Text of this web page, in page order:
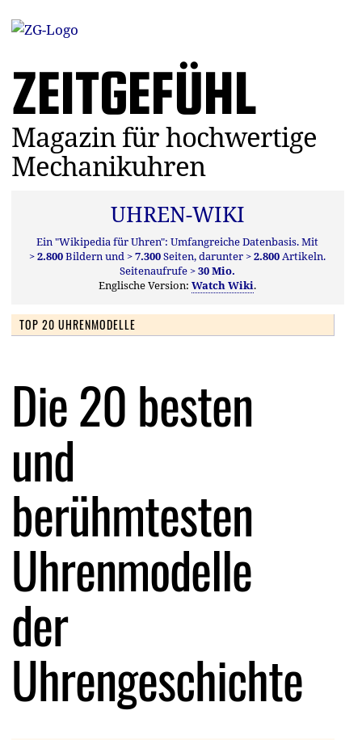
ZEITGEFÜHL
Magazin für hochwertige
Mechanikuhren
UHREN-WIKI
Ein "Wikipedia für Uhren": Umfangreiche Datenbasis. Mit
> 2.800Bildern und> 7.300Seiten, darunter> 2.800Artikeln.
Seitenaufrufe> 30 Mio.
Englische Version:Watch Wiki.
TOP 20 UHRENMODELLE
Die 20 besten
und
berühmtesten
Uhrenmodelle
der
Uhrengeschichte